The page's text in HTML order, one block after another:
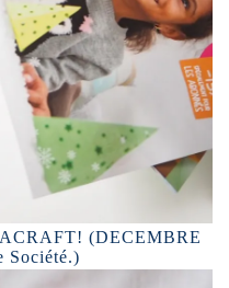
(DECEMBRE
Société.)